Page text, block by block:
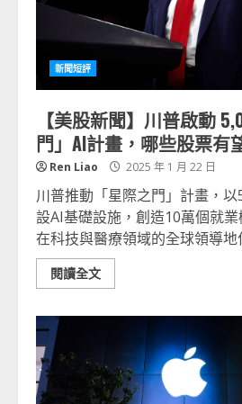
新聞短評
【美股新聞】川普啟動
門」AI計畫，哪些股票有
Ren Liao 2025 年 1 月 22 日
川普推動「星際之門」計畫，
設AI基礎設施，創造10萬個就
在科技與醫療領域的全球領導地
閱讀全文